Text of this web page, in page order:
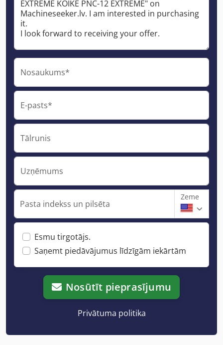
Nosaukums*
E-pasts*
Tālrunis
Uzņēmums
Pasta indekss un pilsēta
Zeme
Esmu tirgotājs.
Saņemt piedāvājumus līdzīgām iekārtām
Nosūtīt pieprasījumu
Privātuma politika